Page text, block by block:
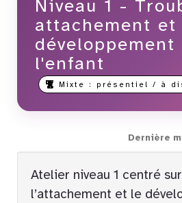
Niveau 1 -
attachement et
développement
l'enfant
Mixte : présentiel / à
Dernière
Atelier niveau 1 centré
l’attachement et le